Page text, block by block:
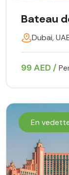
Bateau
Dubai,
99 AED /
En